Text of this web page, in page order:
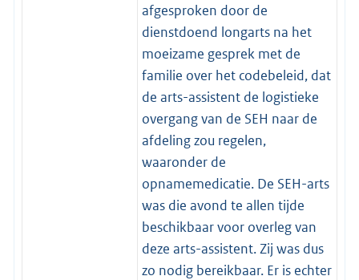
afgesproken door de
dienstdoend longarts na het
moeizame gesprek met de
familie over het codebeleid, dat
de arts-assistent de logistieke
overgang van de SEH naar de
afdeling zou regelen,
waaronder de
opnamemedicatie. De SEH-arts
was die avond te allen tijde
beschikbaar voor overleg van
deze arts-assistent. Zij was dus
zo nodig bereikbaar. Er is echter